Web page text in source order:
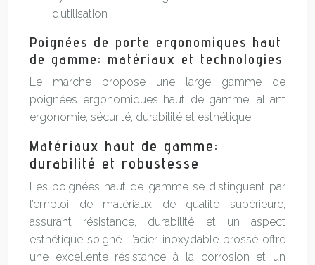
d’utilisation
Poignées de porte ergonomiques haut
de gamme: matériaux et technologies
Le marché propose une large gamme de
poignées ergonomiques haut de gamme, alliant
ergonomie, sécurité, durabilité et esthétique.
Matériaux haut de gamme:
durabilité et robustesse
Les poignées haut de gamme se distinguent par
l’emploi de matériaux de qualité supérieure,
assurant résistance, durabilité et un aspect
esthétique soigné. L’acier inoxydable brossé offre
une excellente résistance à la corrosion et un